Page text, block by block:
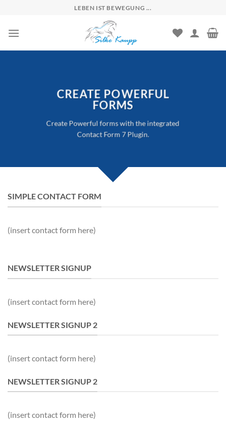
content
LEBEN IST BEWEGUNG ...
CREATE POWERFUL
FORMS
Create Powerful forms with the integrated
Contact Form 7 Plugin.
SIMPLE CONTACT FORM
(insert contact form here)
NEWSLETTER SIGNUP
(insert contact form here)
NEWSLETTER SIGNUP 2
(insert contact form here)
NEWSLETTER SIGNUP 2
(insert contact form here)